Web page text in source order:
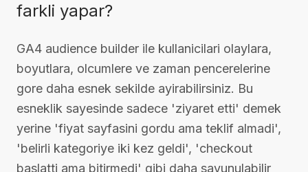
farkli yapar?
GA4 audience builder ile kullanicilari olaylara,
boyutlara, olcumlere ve zaman pencerelerine
gore daha esnek sekilde ayirabilirsiniz. Bu
esneklik sayesinde sadece 'ziyaret etti' demek
yerine 'fiyat sayfasini gordu ama teklif almadi',
'belirli kategoriye iki kez geldi', 'checkout
baslatti ama bitirmedi' gibi daha savunulabilir